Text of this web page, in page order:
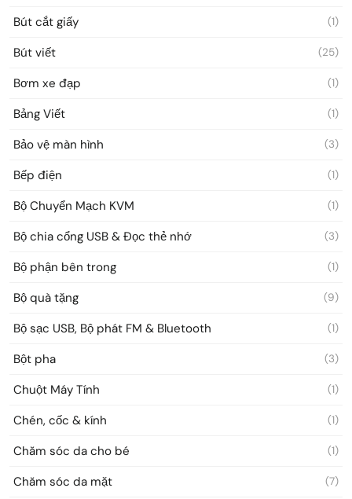
Bút cắt giấy (1)
Bút viết (25)
Bơm xe đạp (1)
Bảng Viết (1)
Bảo vệ màn hình (3)
Bếp điện (1)
Bộ Chuyển Mạch KVM (1)
Bộ chia cổng USB & Đọc thẻ nhớ (3)
Bộ phận bên trong (1)
Bộ quà tặng (9)
Bộ sạc USB, Bộ phát FM & Bluetooth (1)
Bột pha (3)
Chuột Máy Tính (1)
Chén, cốc & kính (1)
Chăm sóc da cho bé (1)
Chăm sóc da mặt (7)